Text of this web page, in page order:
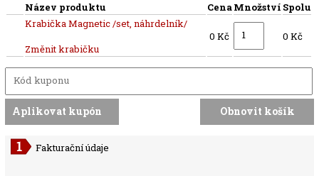
Název produktu
CenaMnožství Spolu
Krabička Magnetic /set, náhrdelník/
Změnit krabičku
0 Kč 0 Kč
Fakturační údaje